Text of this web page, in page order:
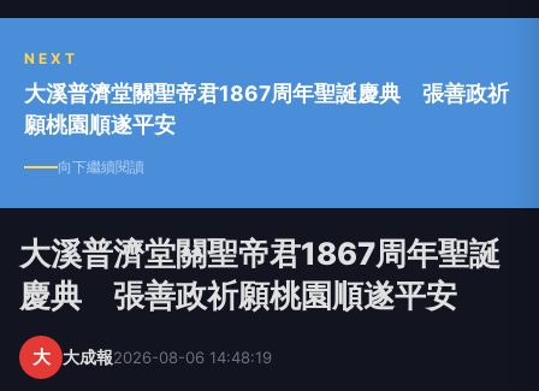
NEXT
大溪普濟堂關聖帝君1867周年聖誕慶典 張善政祈
願桃園順遂平安
向下繼續閱讀
大溪普濟堂關聖帝君1867周年聖誕
慶典 張善政祈願桃園順遂平安
大 大成報2026-08-06 14:48:19